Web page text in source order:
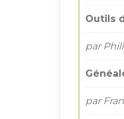
Outils
par
par